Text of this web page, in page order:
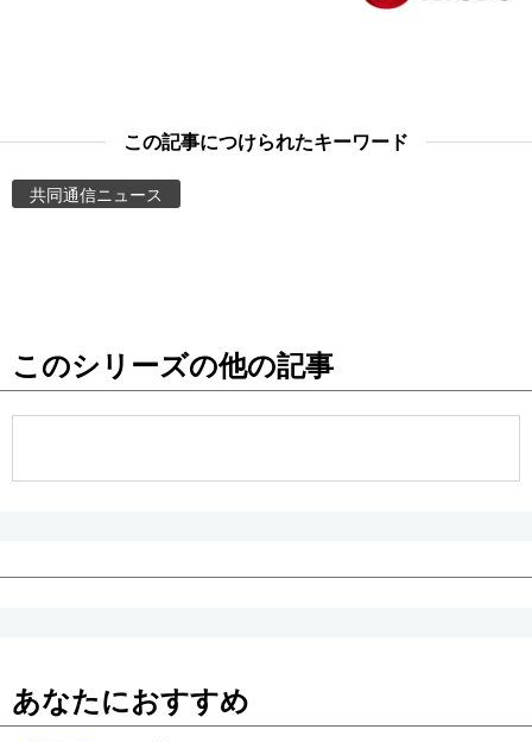
東京
この記事につけられたキーワード
共同通信ニュース
このシリーズの他の記事
あなたにおすすめ